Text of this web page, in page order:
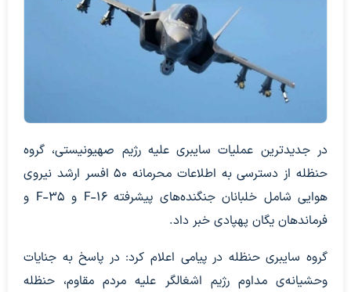
در جدیدترین عملیات سایبری علیه رژیم صهیونیستی، گروه
حنظله از دسترسی به اطلاعات محرمانه ۵۰ افسر ارشد نیروی
هوایی شامل خلبانان جنگنده‌های پیشرفته F-16 و F-۳۵ و
فرماندهان یگان پهپادی خبر داد.
گروه سایبری حنظله در پیامی اعلام کرد: در پاسخ به جنایات
وحشیانه‌ی مداوم رژیم اشغالگر علیه مردم مقاوم، حنظله